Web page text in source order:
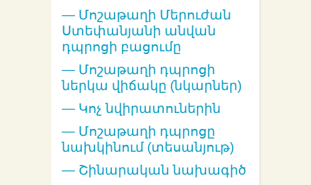
— Մոշաթաղի Մերուժան
Ստեփանյանի անվան
դպրոցի բացումը
— Մոշաթաղի դպրոցի
ներկա վիճակը (նկարներ)
— Կոչ նվիրատուներին
— Մոշաթաղի դպրոցը
նախկինում (տեսանյութ)
— Շինարական նախագիծ